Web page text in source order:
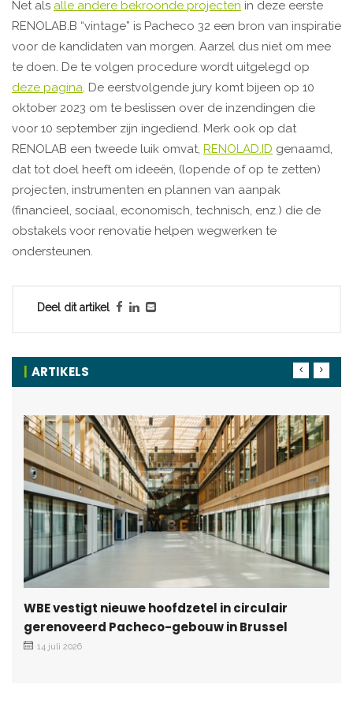
Net als alle andere bekroonde projecten in deze eerste
RENOLAB.B “vintage” is Pacheco 32 een bron van inspiratie
voor de kandidaten van morgen. Aarzel dus niet om mee
te doen. De te volgen procedure wordt uitgelegd op
deze pagina. De eerstvolgende jury komt bijeen op 10
oktober 2023 om te beslissen over de inzendingen die
voor 10 september zijn ingediend. Merk ook op dat
RENOLAB een tweede luik omvat, RENOLAD.ID genaamd,
dat tot doel heeft om ideeën, (lopende of op te zetten)
projecten, instrumenten en plannen van aanpak
(financieel, sociaal, economisch, technisch, enz.) die de
obstakels voor renovatie helpen wegwerken te
ondersteunen.
Deel dit artikel
ARTIKELS
WBE vestigt nieuwe hoofdzetel in circulair
gerenoveerd Pacheco-gebouw in Brussel
14 juli 2026